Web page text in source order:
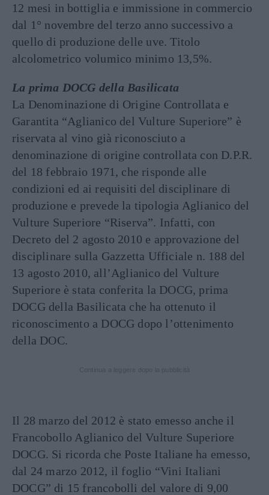
12 mesi in bottiglia e immissione in commercio
dal 1° novembre del terzo anno successivo a
quello di produzione delle uve. Titolo
alcolometrico volumico minimo 13,5%.
La prima DOCG della Basilicata
La Denominazione di Origine Controllata e
Garantita “Aglianico del Vulture Superiore” è
riservata al vino già riconosciuto a
denominazione di origine controllata con D.P.R.
del 18 febbraio 1971, che risponde alle
condizioni ed ai requisiti del disciplinare di
produzione e prevede la tipologia Aglianico del
Vulture Superiore “Riserva”. Infatti, con
Decreto del 2 agosto 2010 e approvazione del
disciplinare sulla Gazzetta Ufficiale n. 188 del
13 agosto 2010, all’Aglianico del Vulture
Superiore è stata conferita la DOCG, prima
DOCG della Basilicata che ha ottenuto il
riconoscimento a DOCG dopo l’ottenimento
della DOC.
Il 28 marzo del 2012 è stato emesso anche il
Francobollo Aglianico del Vulture Superiore
DOCG. Si ricorda che Poste Italiane ha emesso,
dal 24 marzo 2012, il foglio “Vini Italiani
DOCG” di 15 francobolli del valore di 9,00